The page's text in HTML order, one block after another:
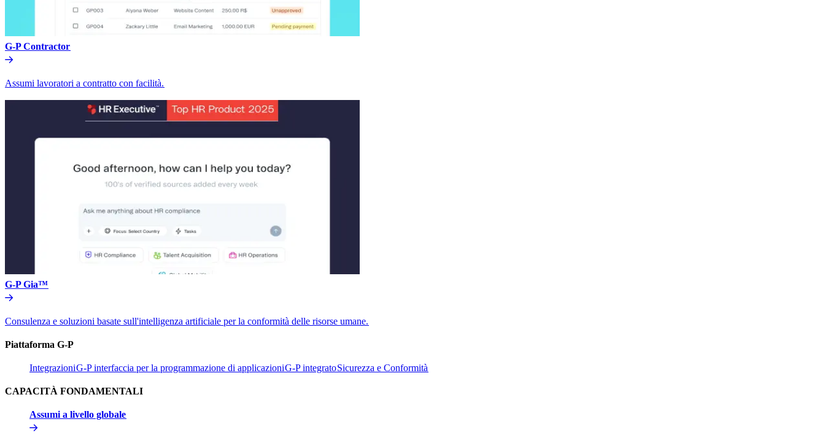
G-P Contractor​​
Assumi lavoratori a contratto con facilità.​​
G-P Gia™​​
Consulenza e soluzioni basate sull'intelligenza artificiale per la conformità delle risorse umane.​​
Piattaforma G-P​​
Integrazioni​​G-P interfaccia per la programmazione di applicazioni​​G-P integrato​​Sicurezza e Conformità​​
CAPACITÀ FONDAMENTALI​​
Assumi a livello globale​​